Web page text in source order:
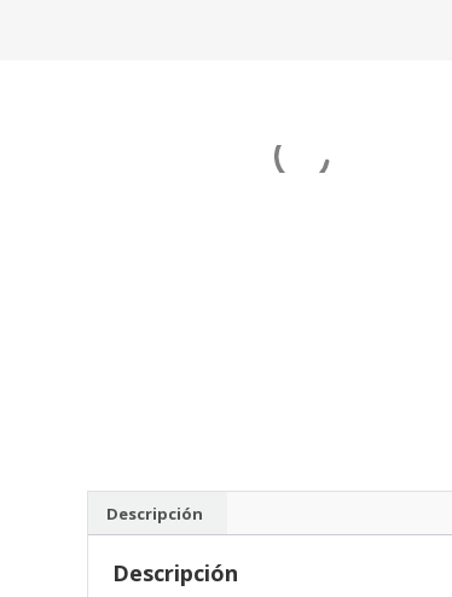
Descripción
Descripción